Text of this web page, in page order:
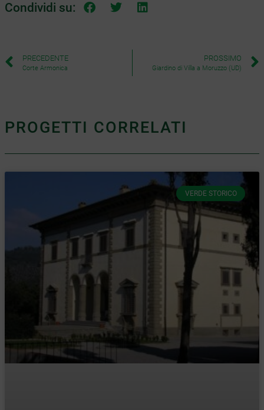
Condividi su:
PRECEDENTE
Corte Armonica
PROSSIMO
Giardino di Villa a Moruzzo (UD)
PROGETTI CORRELATI
VERDE STORICO